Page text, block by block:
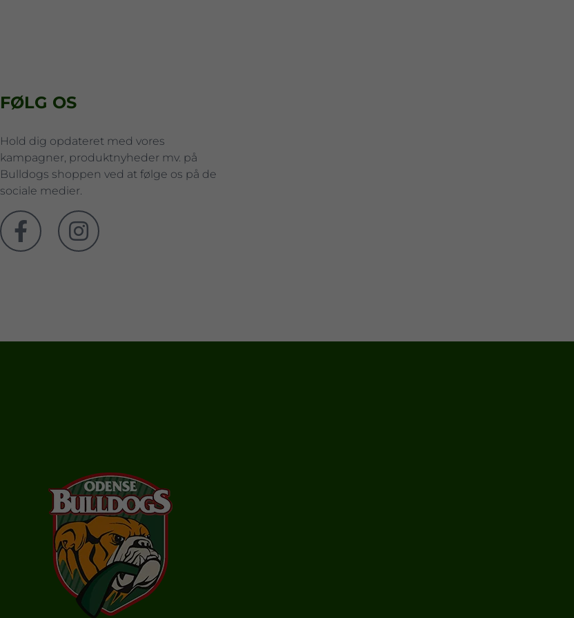
FØLG OS
Hold dig opdateret med vores
kampagner, produktnyheder mv. på
Bulldogs shoppen ved at følge os på de
sociale medier.